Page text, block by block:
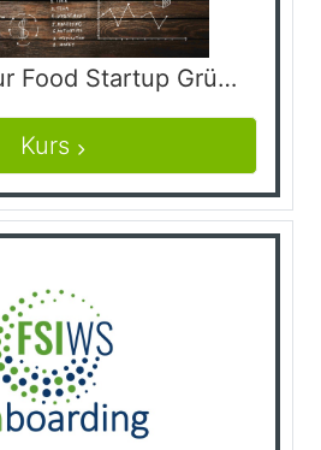
Webinare zur Food Startup Gründung
Kurs